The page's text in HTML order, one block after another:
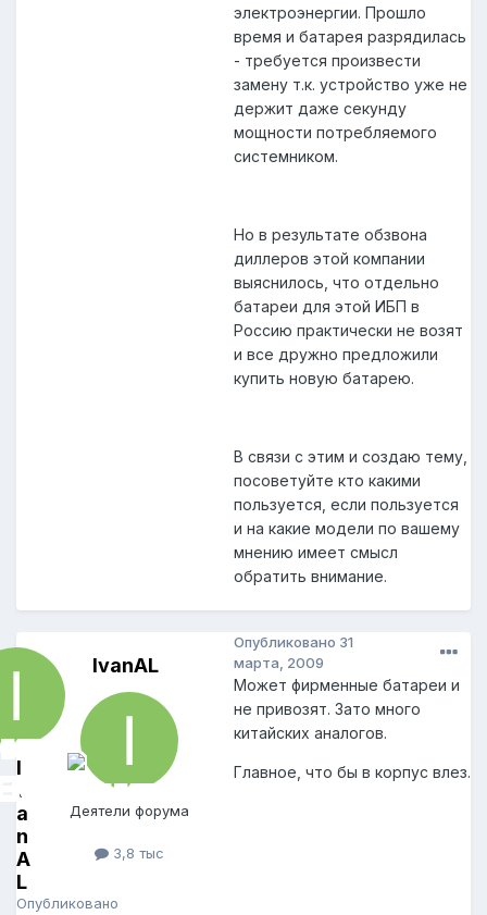
электроэнергии. Прошло
время и батарея разрядилась
- требуется произвести
замену т.к. устройство уже не
держит даже секунду
мощности потребляемого
системником.
Но в результате обзвона
диллеров этой компании
выяснилось, что отдельно
батареи для этой ИБП в
Россию практически не возят
и все дружно предложили
купить новую батарею.
В связи с этим и создаю тему,
посоветуйте кто какими
пользуется, если пользуется
и на какие модели по вашему
мнению имеет смысл
обратить внимание.
I
v
a
n
A
L
Опубликовано
IvanAL
Деятели форума
3,8 тыс
Опубликовано 31
марта, 2009
Может фирменные батареи и
не привозят. Зато много
китайских аналогов.
Главное, что бы в корпус влез.